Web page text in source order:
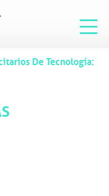
De Tecnología: